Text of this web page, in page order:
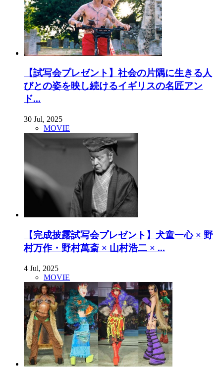
【試写会プレゼント】社会の片隅に生きる人
びとの姿を映し続けるイギリスの名匠アン
ド...
30 Jul, 2025
MOVIE
【完成披露試写会プレゼント】犬童一心 × 野
村万作・野村萬斎 × 山村浩二 × ...
4 Jul, 2025
MOVIE